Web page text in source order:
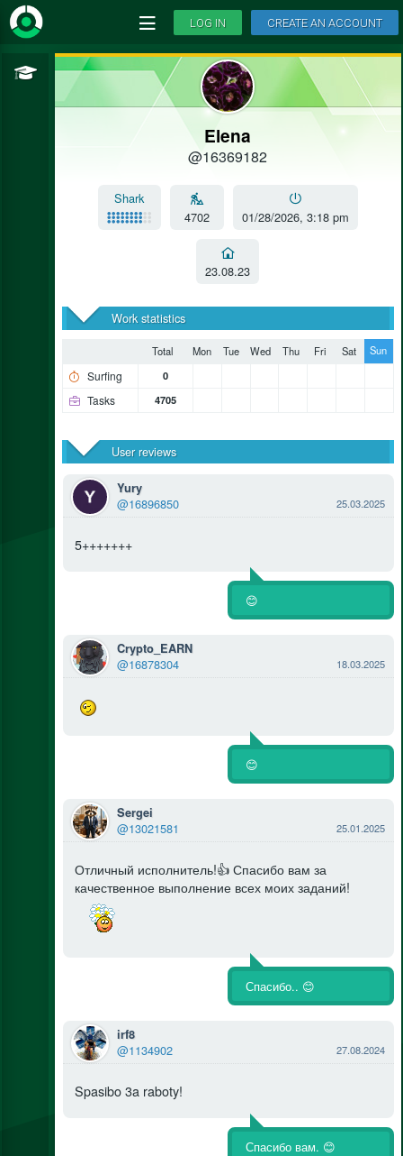
LOG IN CREATE AN ACCOUNT
Elena
@16369182
Shark
4702
01/28/2026, 3:18 pm
23.08.23
Work statistics
Total Mon Tue Wed Thu Fri Sat Sun
Surfing 0
Tasks 4705
User reviews
Yury
@16896850 25.03.2025
5+++++++
😊
Crypto_EARN
@16878304 18.03.2025
😊
Sergei
@13021581 25.01.2025
Отличный исполнитель!👍 Спасибо вам за
качественное выполнение всех моих заданий!
Спасибо.. 😊
irf8
@1134902 27.08.2024
Spasibo 3a raboty!
Спасибо вам. 😊